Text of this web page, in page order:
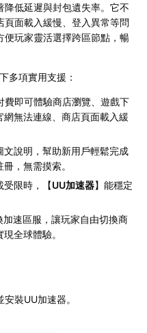
低延遲與封包遺失率。它不
面載入緩慢、登入異常等問
便玩家靈活選擇跨區節點，暢
多項實用支援：
費即可體驗商店瀏覽、遊戲下
無法連線、商店頁面載入緩
文說明，幫助新用戶輕鬆完成
，無需摸索。
受限時，【UU加速器】能穩定
加速區服，讓玩家自由切換商
全球體驗。
裝UU加速器。